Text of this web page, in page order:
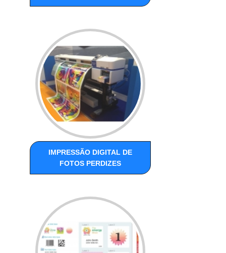
IMPRESSÃO DIGITAL DE
FOTOS PERDIZES